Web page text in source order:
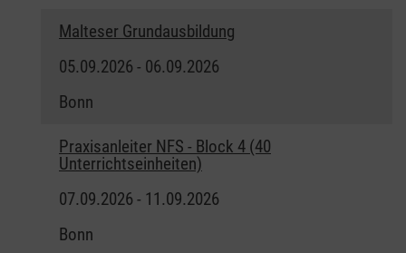
Malteser Grundausbildung
05.09.2026 - 06.09.2026
Bonn
Praxisanleiter NFS - Block 4 (40
Unterrichtseinheiten)
07.09.2026 - 11.09.2026
Bonn